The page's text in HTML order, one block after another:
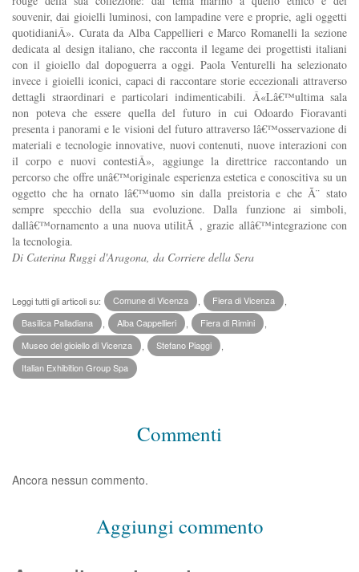
souvenir, dai gioielli luminosi, con lampadine vere e proprie, agli oggetti
quotidianiÂ». Curata da Alba Cappellieri e Marco Romanelli la sezione
dedicata al design italiano, che racconta il legame dei progettisti italiani
con il gioiello dal dopoguerra a oggi. Paola Venturelli ha selezionato
invece i gioielli iconici, capaci di raccontare storie eccezionali attraverso
dettagli straordinari e particolari indimenticabili. Â«Lâ€™ultima sala
non poteva che essere quella del futuro in cui Odoardo Fioravanti
presenta i panorami e le visioni del futuro attraverso lâ€™osservazione di
materiali e tecnologie innovative, nuovi contenuti, nuove interazioni con
il corpo e nuovi contestiÂ», aggiunge la direttrice raccontando un
percorso che offre unâ€™originale esperienza estetica e conoscitiva su un
oggetto che ha ornato lâ€™uomo sin dalla preistoria e che Ã¨ stato
sempre specchio della sua evoluzione. Dalla funzione ai simboli,
dallâ€™ornamento a una nuova utilitÃ , grazie allâ€™integrazione con
la tecnologia.
Di Caterina Ruggi d'Aragona, da Corriere della Sera
Leggi tutti gli articoli su: Comune di Vicenza Fiera di Vicenza
Basilica Palladiana
Alba Cappellieri Fiera di Rimini
Museo del gioiello di Vicenza
Stefano Piaggi
Italian Exhibition Group Spa
Commenti
Ancora nessun commento.
Aggiungi commento